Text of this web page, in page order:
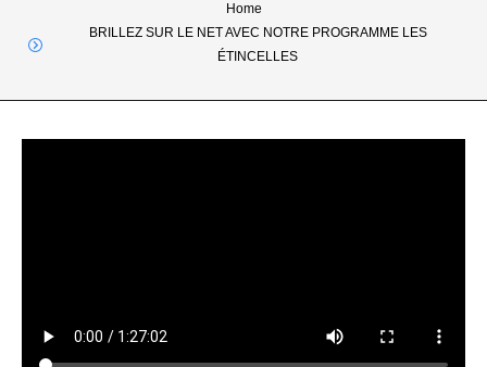
Home
BRILLEZ SUR LE NET AVEC NOTRE PROGRAMME LES
ÉTINCELLES